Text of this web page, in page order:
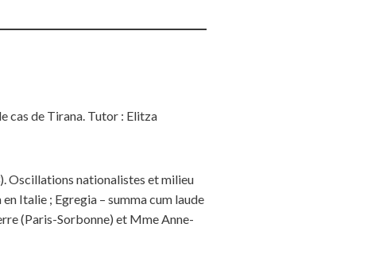
cas de Tirana. Tutor : Elitza
Oscillations nationalistes et milieu
Italie ; Egregia – summa cum laude
(Paris-Sorbonne) et Mme Anne-